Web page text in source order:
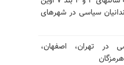
سیاسی در شهرهای
در تهران، اصفهان،